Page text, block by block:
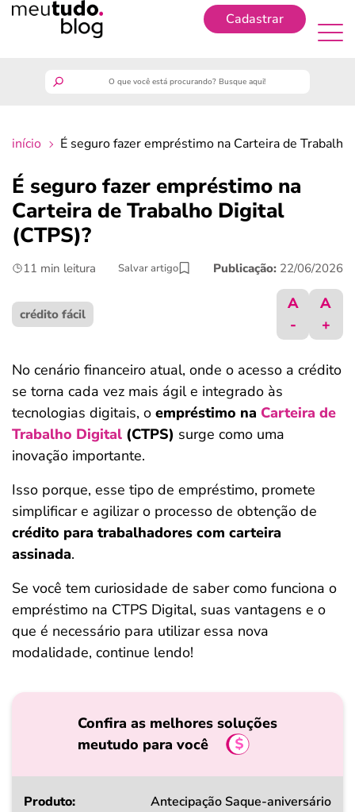
Cadastrar
finanças
benefícios
últimas notícias
ferramentas
início É seguro fazer empréstimo na Carteira de Trabalho
É seguro fazer empréstimo na
Carteira de Trabalho Digital
(CTPS)?
11 min leitura Salvar artigo Publicação: 22/06/2026
crédito fácil
A
-
A
+
No cenário financeiro atual, onde o acesso a crédito
se torna cada vez mais ágil e integrado às
tecnologias digitais, o empréstimo na Carteira de
Trabalho Digital (CTPS) surge como uma
inovação importante.
Isso porque, esse tipo de empréstimo, promete
simplificar e agilizar o processo de obtenção de
crédito para trabalhadores com carteira
assinada.
Se você tem curiosidade de saber como funciona o
empréstimo na CTPS Digital, suas vantagens e o
que é necessário para utilizar essa nova
modalidade, continue lendo!
Confira as melhores soluções
meutudo para você
Produto
Antecipação Saque-aniversário